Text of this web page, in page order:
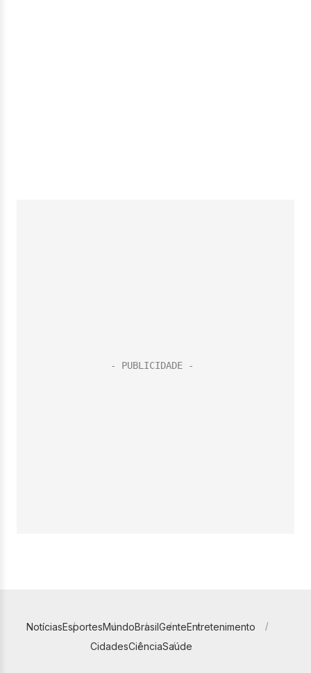
NotíciasEsportesMundoBrasilGenteEntretenimento
CidadesCiênciaSaúde